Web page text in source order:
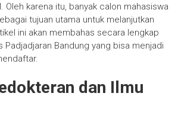
Oleh karena itu, banyak calon mahasiswa
tujuan utama untuk melanjutkan
ini akan membahas secara lengkap
Padjadjaran Bandung yang bisa menjadi
dan Ilmu